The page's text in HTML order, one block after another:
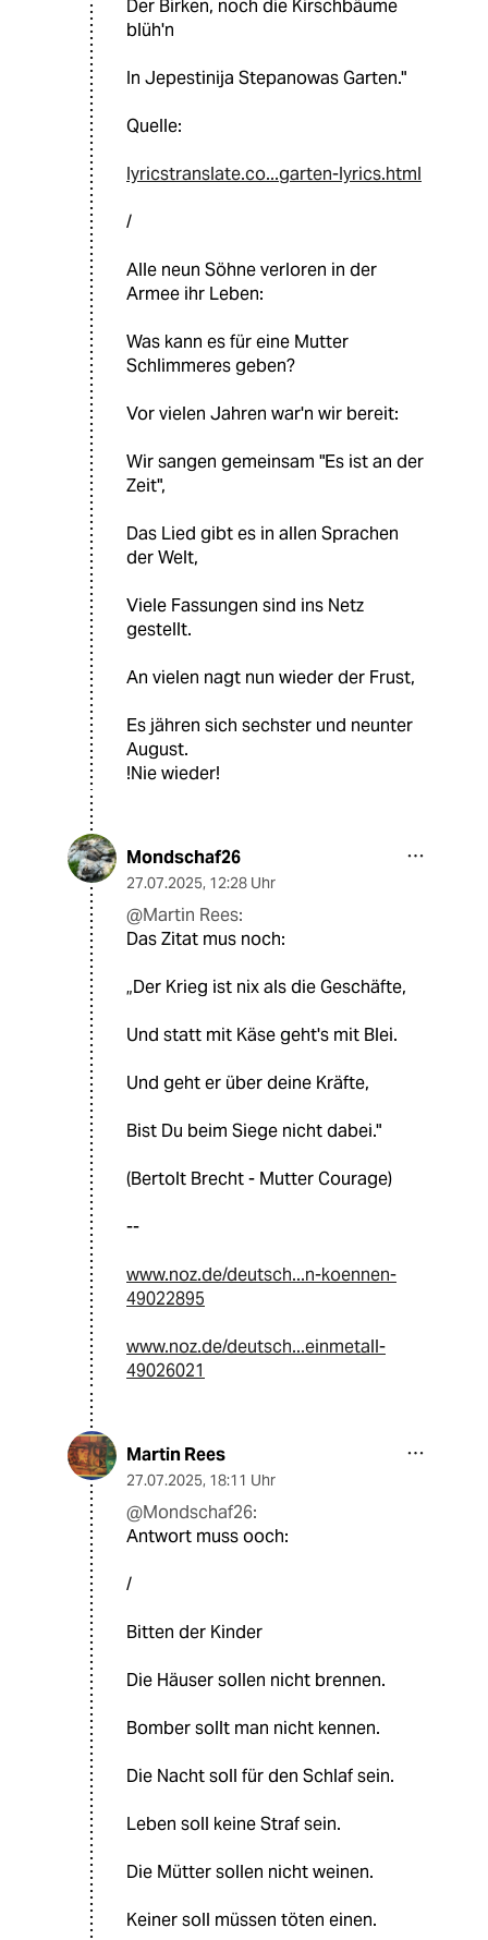
Der Birken, noch die Kirschbäume
blüh'n
In Jepestinija Stepanowas Garten."
Quelle:
lyricstranslate.co...garten-lyrics.html
/
Alle neun Söhne verloren in der
Armee ihr Leben:
Was kann es für eine Mutter
Schlimmeres geben?
Vor vielen Jahren war'n wir bereit:
Wir sangen gemeinsam "Es ist an der
Zeit",
Das Lied gibt es in allen Sprachen
der Welt,
Viele Fassungen sind ins Netz
gestellt.
An vielen nagt nun wieder der Frust,
Es jähren sich sechster und neunter
August.
!Nie wieder!
Mondschaf26
27.07.2025, 12:28 Uhr
@Martin Rees:
Das Zitat mus noch:
„Der Krieg ist nix als die Geschäfte,
Und statt mit Käse geht's mit Blei.
Und geht er über deine Kräfte,
Bist Du beim Siege nicht dabei."
(Bertolt Brecht - Mutter Courage)
--
www.noz.de/deutsch...n-koennen-
49022895
www.noz.de/deutsch...einmetall-
49026021
Martin Rees
27.07.2025, 18:11 Uhr
@Mondschaf26:
Antwort muss ooch:
/
Bitten der Kinder
Die Häuser sollen nicht brennen.
Bomber sollt man nicht kennen.
Die Nacht soll für den Schlaf sein.
Leben soll keine Straf sein.
Die Mütter sollen nicht weinen.
Keiner soll müssen töten einen.